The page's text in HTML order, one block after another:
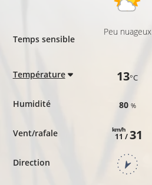
Temps sensible
Température
Humidité
Vent/rafale
Direction
Peu nuageux
13°C
80 %
11 /
km/h 31